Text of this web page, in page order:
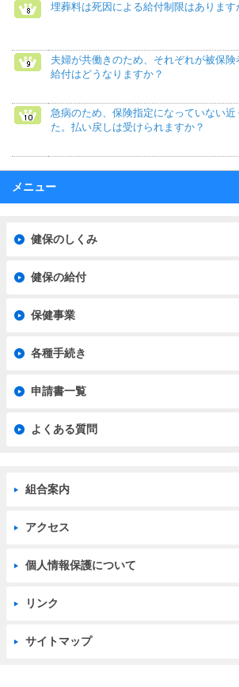
埋葬料は死因による給付制限はあります
夫婦が共働きのため、それぞれが被保
給付はどうなりますか？
急病のため、保険指定になっていない近
た。払い戻しは受けられますか？
メニュー
健保のしくみ
健保の給付
保健事業
各種手続き
申請書一覧
よくある質問
組合案内
アクセス
個人情報保護について
リンク
サイトマップ